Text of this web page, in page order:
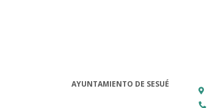
AYUNTAMIENTO DE SESUÉ